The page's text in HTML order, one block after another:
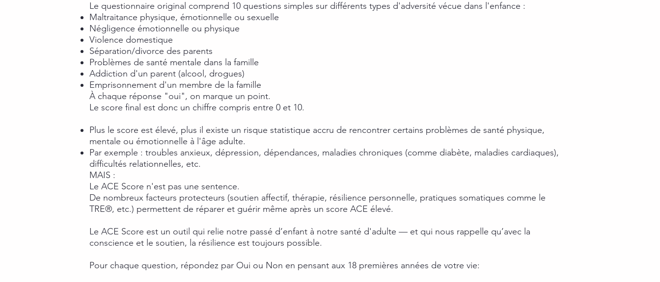
Le questionnaire original comprend 10 questions simples sur différents types d'adversité vécue dans l'enfance :
Maltraitance physique, émotionnelle ou sexuelle
Négligence émotionnelle ou physique
Violence domestique
Séparation/divorce des parents
Problèmes de santé mentale dans la famille
Addiction d'un parent (alcool, drogues)
Emprisonnement d'un membre de la famille
À chaque réponse "oui", on marque un point.
Le score final est donc un chiffre compris entre 0 et 10.
Plus le score est élevé, plus il existe un risque statistique accru de rencontrer certains problèmes de santé physique,
mentale ou émotionnelle à l'âge adulte.
Par exemple : troubles anxieux, dépression, dépendances, maladies chroniques (comme diabète, maladies cardiaques),
difficultés relationnelles, etc.
MAIS :
Le ACE Score n'est pas une sentence.
De nombreux facteurs protecteurs (soutien affectif, thérapie, résilience personnelle, pratiques somatiques comme le
TRE®, etc.) permettent de réparer et guérir même après un score ACE élevé.
Le ACE Score est un outil qui relie notre passé d’enfant à notre santé d'adulte — et qui nous rappelle qu’avec la
conscience et le soutien, la résilience est toujours possible.
Pour chaque question, répondez par Oui ou Non en pensant aux 18 premières années de votre vie: